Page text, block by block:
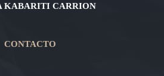
KABARITI CARRION
CONTACTO